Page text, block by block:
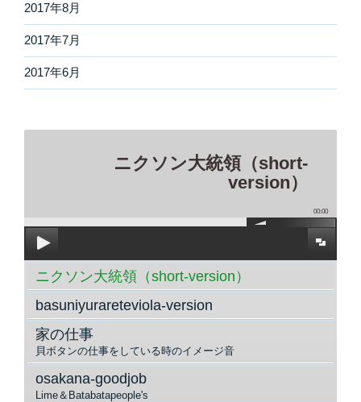
2017年8月
2017年7月
2017年6月
ニクソン大統領（short-
version）
00:00
ニクソン大統領（short-version）
basuniyurareteviola-version
家の仕事
貝ボタンの仕事をしている時のイメージ音
osakana-goodjob
Lime＆Batabatapeople's